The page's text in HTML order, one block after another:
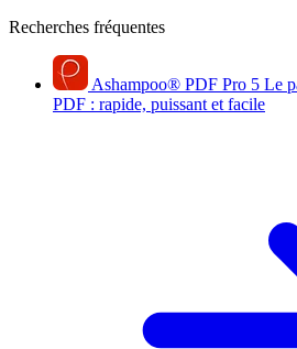
Recherches fréquentes
Ashampoo® PDF Pro 5 Le
PDF : rapide, puissant et facile